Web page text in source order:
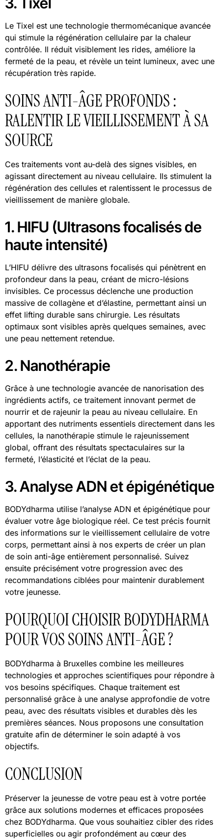
Le Tixel est une technologie thermomécanique avancée
qui stimule la régénération cellulaire par la chaleur
contrôlée. Il réduit visiblement les rides, améliore la
fermeté de la peau, et révèle un teint lumineux, avec une
récupération très rapide.
SOINS ANTI-ÂGE PROFONDS :
RALENTIR LE VIEILLISSEMENT À SA
SOURCE
Ces traitements vont au-delà des signes visibles, en
agissant directement au niveau cellulaire. Ils stimulent la
régénération des cellules et ralentissent le processus de
vieillissement de manière globale.
1. HIFU (Ultrasons focalisés de
haute intensité)
L’HIFU délivre des ultrasons focalisés qui pénètrent en
profondeur dans la peau, créant de micro-lésions
invisibles. Ce processus déclenche une production
massive de collagène et d’élastine, permettant ainsi un
effet lifting durable sans chirurgie. Les résultats
optimaux sont visibles après quelques semaines, avec
une peau nettement retendue.
2. Nanothérapie
Grâce à une technologie avancée de nanorisation des
ingrédients actifs, ce traitement innovant permet de
nourrir et de rajeunir la peau au niveau cellulaire. En
apportant des nutriments essentiels directement dans les
cellules, la nanothérapie stimule le rajeunissement
global, offrant des résultats spectaculaires sur la
fermeté, l’élasticité et l’éclat de la peau.
3. Analyse ADN et épigénétique
BODYdharma utilise l’analyse ADN et épigénétique pour
évaluer votre âge biologique réel. Ce test précis fournit
des informations sur le vieillissement cellulaire de votre
corps, permettant ainsi à nos experts de créer un plan
de soin anti-âge entièrement personnalisé. Suivez
ensuite précisément votre progression avec des
recommandations ciblées pour maintenir durablement
votre jeunesse.
POURQUOI CHOISIR BODYDHARMA
POUR VOS SOINS ANTI-ÂGE ?
BODYdharma à Bruxelles combine les meilleures
technologies et approches scientifiques pour répondre à
vos besoins spécifiques. Chaque traitement est
personnalisé grâce à une analyse approfondie de votre
peau, avec des résultats visibles et durables dès les
premières séances. Nous proposons une consultation
gratuite afin de déterminer le soin adapté à vos
objectifs.
CONCLUSION
Préserver la jeunesse de votre peau est à votre portée
grâce aux solutions modernes et efficaces proposées
chez BODYdharma. Que vous souhaitiez cibler des rides
superficielles ou agir profondément au cœur des